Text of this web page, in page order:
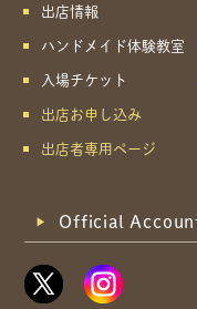
出店情報
ハンドメイド体験教室
入場チケット
出店お申し込み
出店者専用ページ
Official